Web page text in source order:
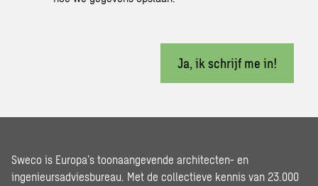
Ja, ik schrijf me in!
Sweco is Europa’s toonaangevende architecten- en
ingenieursadviesbureau. Met de collectieve kennis van 23.000